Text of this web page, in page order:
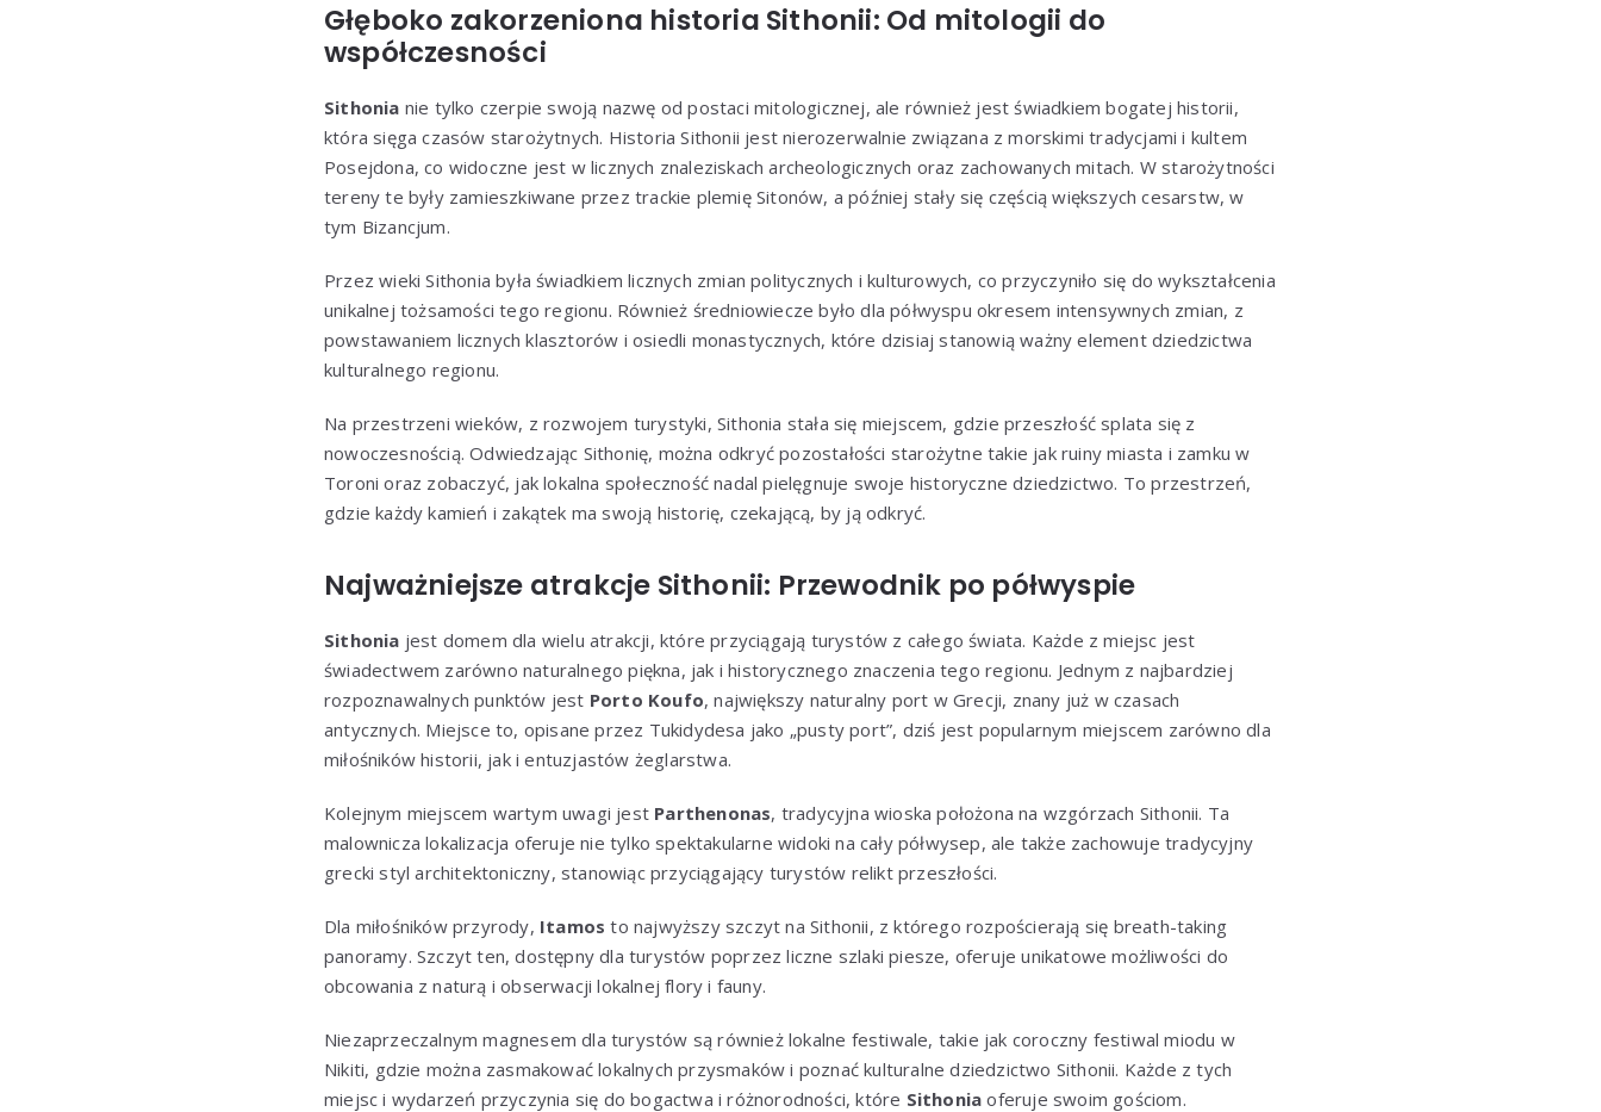
Głęboko zakorzeniona historia Sithonii: Od mitologii do
współczesności
Sithonia nie tylko czerpie swoją nazwę od postaci mitologicznej, ale również jest świadkiem bogatej historii,
która sięga czasów starożytnych. Historia Sithonii jest nierozerwalnie związana z morskimi tradycjami i kultem
Posejdona, co widoczne jest w licznych znaleziskach archeologicznych oraz zachowanych mitach. W starożytności
tereny te były zamieszkiwane przez trackie plemię Sitonów, a później stały się częścią większych cesarstw, w
tym Bizancjum.
Przez wieki Sithonia była świadkiem licznych zmian politycznych i kulturowych, co przyczyniło się do wykształcenia
unikalnej tożsamości tego regionu. Również średniowiecze było dla półwyspu okresem intensywnych zmian, z
powstawaniem licznych klasztorów i osiedli monastycznych, które dzisiaj stanowią ważny element dziedzictwa
kulturalnego regionu.
Na przestrzeni wieków, z rozwojem turystyki, Sithonia stała się miejscem, gdzie przeszłość splata się z
nowoczesnością. Odwiedzając Sithonię, można odkryć pozostałości starożytne takie jak ruiny miasta i zamku w
Toroni oraz zobaczyć, jak lokalna społeczność nadal pielęgnuje swoje historyczne dziedzictwo. To przestrzeń,
gdzie każdy kamień i zakątek ma swoją historię, czekającą, by ją odkryć.
Najważniejsze atrakcje Sithonii: Przewodnik po półwyspie
Sithonia jest domem dla wielu atrakcji, które przyciągają turystów z całego świata. Każde z miejsc jest
świadectwem zarówno naturalnego piękna, jak i historycznego znaczenia tego regionu. Jednym z najbardziej
rozpoznawalnych punktów jest Porto Koufo, największy naturalny port w Grecji, znany już w czasach
antycznych. Miejsce to, opisane przez Tukidydesa jako „pusty port”, dziś jest popularnym miejscem zarówno dla
miłośników historii, jak i entuzjastów żeglarstwa.
Kolejnym miejscem wartym uwagi jest Parthenonas, tradycyjna wioska położona na wzgórzach Sithonii. Ta
malownicza lokalizacja oferuje nie tylko spektakularne widoki na cały półwysep, ale także zachowuje tradycyjny
grecki styl architektoniczny, stanowiąc przyciągający turystów relikt przeszłości.
Dla miłośników przyrody, Itamos to najwyższy szczyt na Sithonii, z którego rozpościerają się breath-taking
panoramy. Szczyt ten, dostępny dla turystów poprzez liczne szlaki piesze, oferuje unikatowe możliwości do
obcowania z naturą i obserwacji lokalnej flory i fauny.
Niezaprzeczalnym magnesem dla turystów są również lokalne festiwale, takie jak coroczny festiwal miodu w
Nikiti, gdzie można zasmakować lokalnych przysmaków i poznać kulturalne dziedzictwo Sithonii. Każde z tych
miejsc i wydarzeń przyczynia się do bogactwa i różnorodności, które Sithonia oferuje swoim gościom.